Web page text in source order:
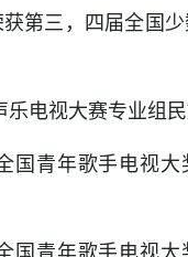
第三，四届全国
乐电视大赛专业组
国青年歌手电视大